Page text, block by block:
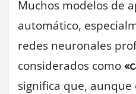
Muchos modelos de
automático,
redes neuronales
considerados como
significa que,